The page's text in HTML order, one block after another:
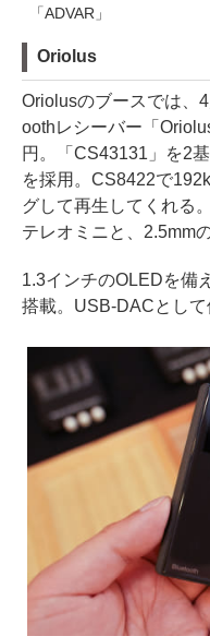
「ADVAR」
Oriolus
Oriolusのブースでは、
oothレシーバー「
円。「CS43131」を2
を採用。CS8422で
グして再生してくれる
テレオミニと、2.5mm
1.3インチのOLEDを備
搭載。USB-DACとして